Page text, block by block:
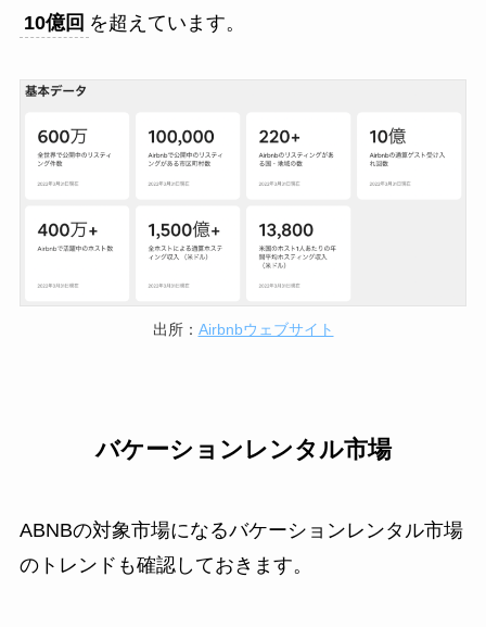
10億回 を超えています。
出所： Airbnbウェブサイト
バケーションレンタル市場
ABNBの対象市場になるバケーションレンタル市場
のトレンドも確認しておきます。